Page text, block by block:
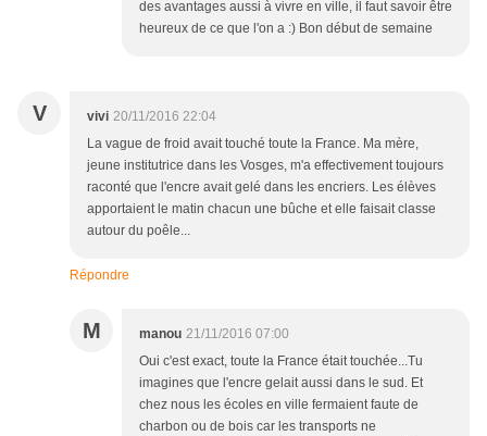
des avantages aussi à vivre en ville, il faut savoir être
heureux de ce que l'on a :) Bon début de semaine
V vivi 20/11/2016 22:04
La vague de froid avait touché toute la France. Ma mère,
jeune institutrice dans les Vosges, m'a effectivement toujours
raconté que l'encre avait gelé dans les encriers. Les élèves
apportaient le matin chacun une bûche et elle faisait classe
autour du poêle...
Répondre
M manou 21/11/2016 07:00
Oui c'est exact, toute la France était touchée...Tu
imagines que l'encre gelait aussi dans le sud. Et
chez nous les écoles en ville fermaient faute de
charbon ou de bois car les transports ne